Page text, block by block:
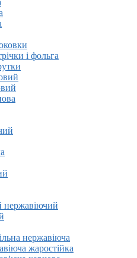
і фольга
нержавіючий
нержавіюча
жаростійка